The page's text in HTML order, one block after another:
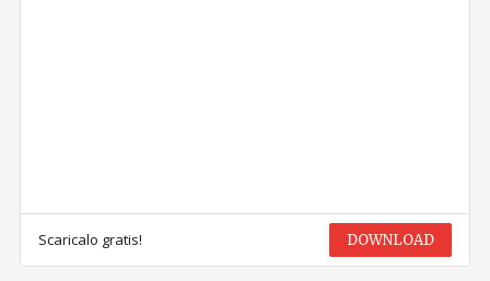
Scaricalo gratis! DOWNLOAD